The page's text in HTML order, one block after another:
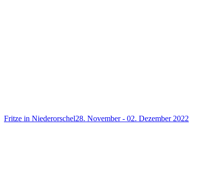
Fritze in Niederorschel28. November - 02. Dezember 2022